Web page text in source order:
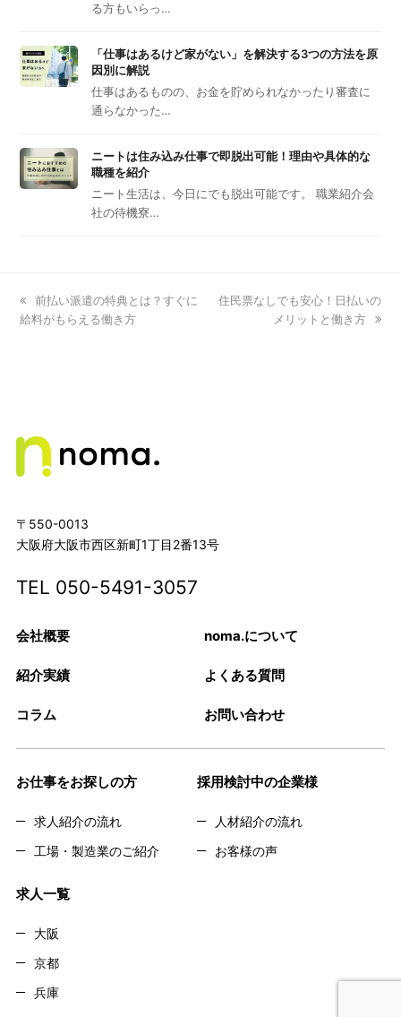
る方もいらっ…
「仕事はあるけど家がない」を解決する3つの方法を原
因別に解説
仕事はあるものの、お金を貯められなかったり審査に
通らなかった…
ニートは住み込み仕事で即脱出可能！理由や具体的な
職種を紹介
ニート生活は、今日にでも脱出可能です。 職業紹介会
社の待機寮…
previous
post:
前払い派遣の特典とは？すぐに
給料がもらえる働き方
next
住民票なしでも安心！日払いの
メリットと働き方
〒550-0013
大阪府大阪市西区新町1丁目2番13号
TEL 050-5491-3057
会社概要 noma.について
紹介実績 よくある質問
コラム お問い合わせ
お仕事をお探しの方
求人紹介の流れ
工場・製造業のご紹介
採用検討中の企業様
人材紹介の流れ
お客様の声
求人一覧
大阪
京都
兵庫